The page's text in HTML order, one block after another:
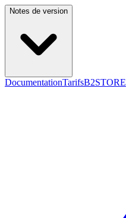
Notes de version
DocumentationTarifsB2STORE